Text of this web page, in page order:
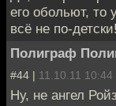
его обольют, то
всё не по-
Полиграф
#44 | 11.10.11 10:44
Ну, не ангел